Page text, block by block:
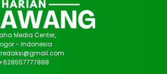
Media Center,
- Indonesia